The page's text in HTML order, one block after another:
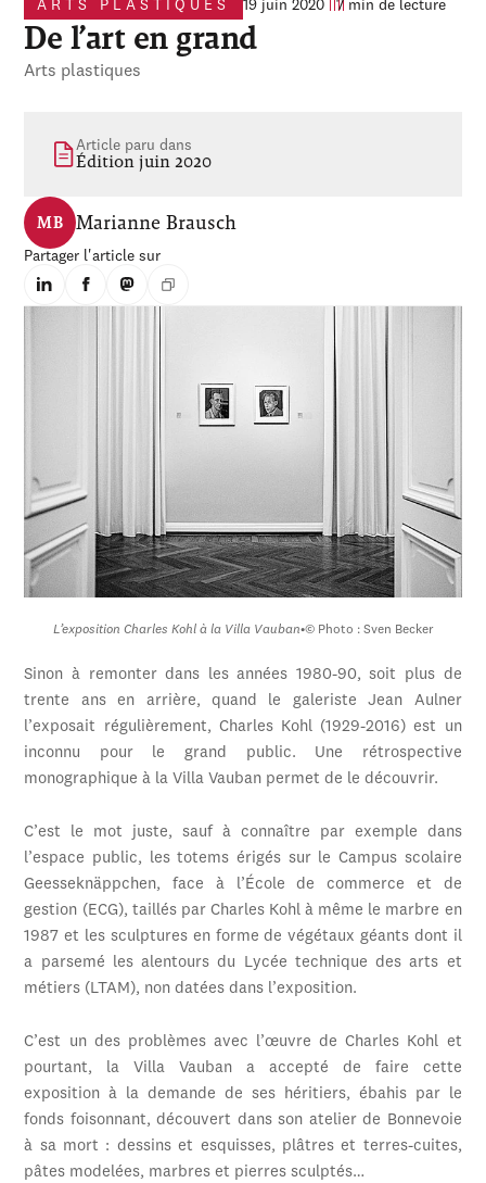
ARTS PLASTIQUES
19 juin 2020 7 min de lecture
De l’art en grand
Arts plastiques
Article paru dans
Édition juin 2020
MB Marianne Brausch
Partager l'article sur
L’exposition Charles Kohl à la Villa Vauban•© Photo : Sven Becker
Sinon à remonter dans les années 1980-90, soit plus de
trente ans en arrière, quand le galeriste Jean Aulner
l’exposait régulièrement, Charles Kohl (1929-2016) est un
inconnu pour le grand public. Une rétrospective
monographique à la Villa Vauban permet de le découvrir.
C’est le mot juste, sauf à connaître par exemple dans
l’espace public, les totems érigés sur le Campus scolaire
Geesseknäppchen, face à l’École de commerce et de
gestion (ECG), taillés par Charles Kohl à même le marbre en
1987 et les sculptures en forme de végétaux géants dont il
a parsemé les alentours du Lycée technique des arts et
métiers (LTAM), non datées dans l’exposition.
C’est un des problèmes avec l’œuvre de Charles Kohl et
pourtant, la Villa Vauban a accepté de faire cette
exposition à la demande de ses héritiers, ébahis par le
fonds foisonnant, découvert dans son atelier de Bonnevoie
à sa mort : dessins et esquisses, plâtres et terres-cuites,
pâtes modelées, marbres et pierres sculptés…